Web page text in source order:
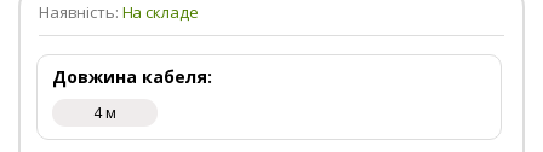
Наявність: На складе
Довжина кабеля:
4 м